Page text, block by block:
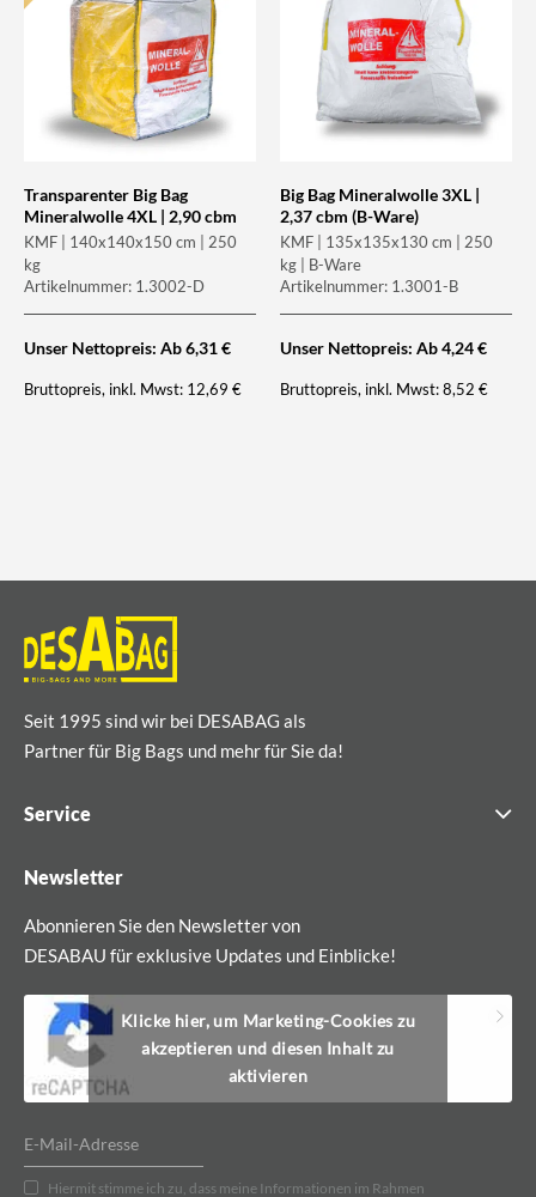
Transparenter Big Bag
Mineralwolle 4XL | 2,90 cbm
KMF | 140x140x150 cm | 250
kg
Artikelnummer: 1.3002-D
Unser Nettopreis: Ab6,31€
Bruttopreis, inkl. Mwst: 12,69€
Big Bag Mineralwolle 3XL |
2,37 cbm (B-Ware)
KMF | 135x135x130 cm | 250
kg | B-Ware
Artikelnummer: 1.3001-B
Unser Nettopreis: Ab4,24€
Bruttopreis, inkl. Mwst:8,52€
Seit 1995 sind wir bei DESABAG als
Partner für Big Bags und mehr für Sie da!
Service
Newsletter
Abonnieren Sie den Newsletter von
DESABAU für exklusive Updates und Einblicke!
Klicke hier, um Marketing-Cookies zu
akzeptieren und diesen Inhalt zu
aktivieren
Hiermit stimme ich zu, dass meine Informationen im Rahmen